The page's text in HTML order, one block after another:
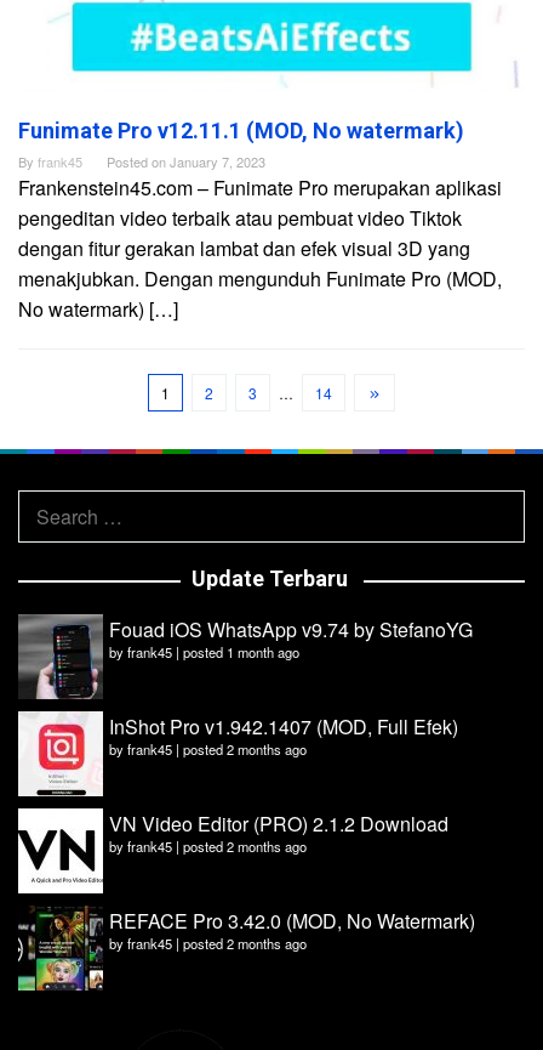
Funimate Pro v12.11.1 (MOD, No watermark)
By frank45 Posted onJanuary 7, 2023
Frankenstein45.com – Funimate Pro merupakan aplikasi
pengeditan video terbaik atau pembuat video Tiktok
dengan fitur gerakan lambat dan efek visual 3D yang
menakjubkan. Dengan mengunduh Funimate Pro (MOD,
No watermark) […]
1 2 3 … 14
Search
for:
Update Terbaru
Fouad iOS WhatsApp v9.74 by StefanoYG
byfrank45 | posted 1 month ago
InShot Pro v1.942.1407 (MOD, Full Efek)
byfrank45 | posted 2 months ago
VN Video Editor (PRO) 2.1.2 Download
byfrank45 | posted 2 months ago
REFACE Pro 3.42.0 (MOD, No Watermark)
byfrank45 | posted 2 months ago